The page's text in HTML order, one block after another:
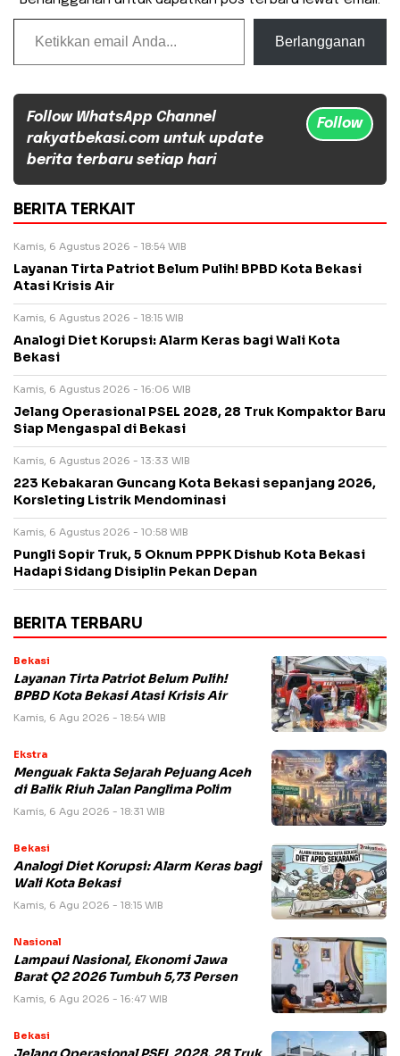
Ketikkan email Anda...
Berlangganan
Follow WhatsApp Channel
rakyatbekasi.com untuk update
berita terbaru setiap hari
Follow
BERITA TERKAIT
Kamis, 6 Agustus 2026 - 18:54 WIB
Layanan Tirta Patriot Belum Pulih! BPBD Kota Bekasi
Atasi Krisis Air
Kamis, 6 Agustus 2026 - 18:15 WIB
Analogi Diet Korupsi: Alarm Keras bagi Wali Kota
Bekasi
Kamis, 6 Agustus 2026 - 16:06 WIB
Jelang Operasional PSEL 2028, 28 Truk Kompaktor Baru
Siap Mengaspal di Bekasi
Kamis, 6 Agustus 2026 - 13:33 WIB
223 Kebakaran Guncang Kota Bekasi sepanjang 2026,
Korsleting Listrik Mendominasi
Kamis, 6 Agustus 2026 - 10:58 WIB
Pungli Sopir Truk, 5 Oknum PPPK Dishub Kota Bekasi
Hadapi Sidang Disiplin Pekan Depan
BERITA TERBARU
Bekasi
Layanan Tirta Patriot Belum Pulih!
BPBD Kota Bekasi Atasi Krisis Air
Kamis, 6 Agu 2026 - 18:54 WIB
Ekstra
Menguak Fakta Sejarah Pejuang Aceh
di Balik Riuh Jalan Panglima Polim
Kamis, 6 Agu 2026 - 18:31 WIB
Bekasi
Analogi Diet Korupsi: Alarm Keras bagi
Wali Kota Bekasi
Kamis, 6 Agu 2026 - 18:15 WIB
Nasional
Lampaui Nasional, Ekonomi Jawa
Barat Q2 2026 Tumbuh 5,73 Persen
Kamis, 6 Agu 2026 - 16:47 WIB
Bekasi